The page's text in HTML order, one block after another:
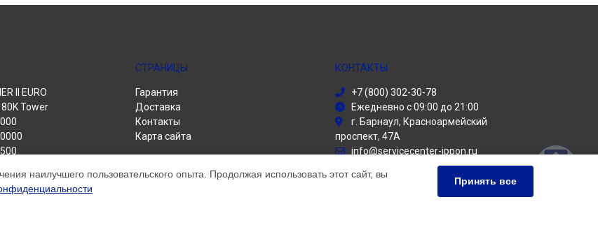
II EURO
80K Tower
II
СТРАНИЦЫ
Гарантия
Доставка
Контакты
Карта сайта
КОНТАКТЫ
+7 (800) 302-30-78
Ежедневно с 09:00 до 21:00
г. Барнаул, Красноармейский
проспект, 47А
info@servicecenter-ippon.ru
Политика конфиденциальности
наилучшего пользовательского опыта. Продолжая использовать этот сайт, вы
Принять все